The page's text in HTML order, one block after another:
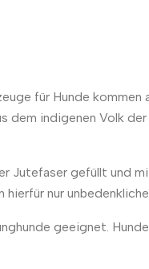
für Hunde
dem indigenen Volk
Jutefaser gefüllt und
nur
geeignet.